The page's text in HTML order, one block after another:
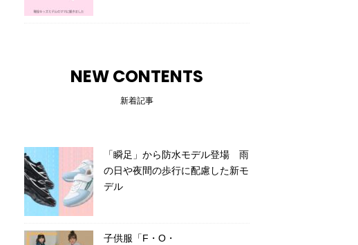
NEW CONTENTS
新着記事
「瞬足」から防水モデル登場 雨
の日や夜間の歩行に配慮した新モ
デル
子供服「F・O・